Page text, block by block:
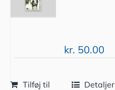
kr. 50.00
Tilføj til
Detaljer